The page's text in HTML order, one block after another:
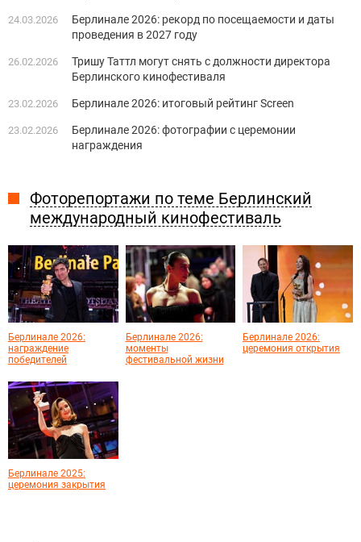
24.03.2026
Берлинале 2026: рекорд по посещаемости и даты
проведения в 2027 году
26.02.2026
Тришу Таттл могут снять с должности директора
Берлинского кинофестиваля
23.02.2026 Берлинале 2026: итоговый рейтинг Screen
23.02.2026
Берлинале 2026: фотографии с церемонии
награждения
Фоторепортажи по теме Берлинский
международный кинофестиваль
Берлинале 2026:
награждение
победителей
Берлинале 2026:
моменты
фестивальной жизни
Берлинале 2026:
церемония открытия
Берлинале 2025:
церемония закрытия